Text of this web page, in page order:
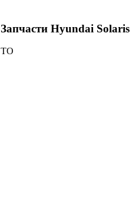
Запчасти Hyundai Solaris
ТО